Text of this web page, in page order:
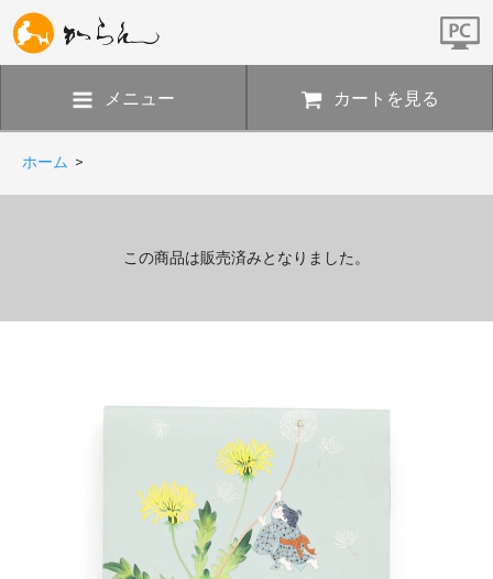
メニュー カートを見る
ホーム >
この商品は販売済みとなりました。